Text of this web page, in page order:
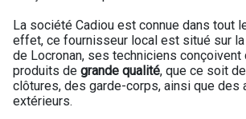
La société Cadiou est connue dans tout
effet, ce fournisseur local est situé sur
de Locronan, ses techniciens conçoivent
produits de grande qualité, que ce soit
clôtures, des garde-corps, ainsi que des
extérieurs.